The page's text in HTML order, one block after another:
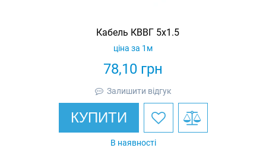
Кабель КВВГ 5х1.5
78,10 грн
ціна за 1м
Залишити відгук
КУПИТИ
В наявності